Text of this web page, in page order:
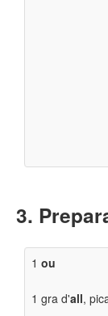
1 ou
1 gra d'all,